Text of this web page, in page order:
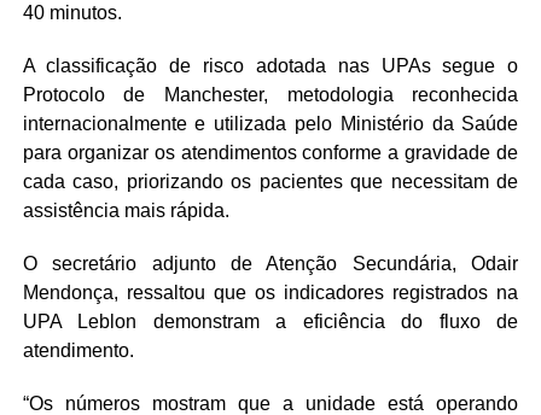
40 minutos.
A classificação de risco adotada nas UPAs segue o
Protocolo de Manchester, metodologia reconhecida
internacionalmente e utilizada pelo Ministério da Saúde
para organizar os atendimentos conforme a gravidade de
cada caso, priorizando os pacientes que necessitam de
assistência mais rápida.
O secretário adjunto de Atenção Secundária, Odair
Mendonça, ressaltou que os indicadores registrados na
UPA Leblon demonstram a eficiência do fluxo de
atendimento.
“Os números mostram que a unidade está operando